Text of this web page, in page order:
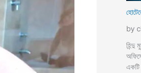
by
হিন্দু
একটি